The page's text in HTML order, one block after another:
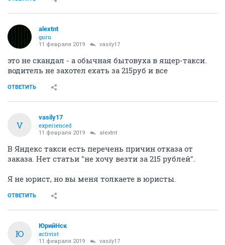
alextnt
guru
11 февраля 2019 vasily17
это не скандал - а обычная бытовуха в ящер-такси.
водитель не захотел ехать за 215руб и все
ОТВЕТИТЬ
V
vasily17
experienced
11 февраля 2019 alextnt
В Яндекс такси есть перечень причин отказа от
заказа. Нет статьи "не хочу везти за 215 рублей".
Я не юрист, но вы меня толкаете в юристы.
ОТВЕТИТЬ
Ю
ЮрийНск
activist
11 февраля 2019 vasily17